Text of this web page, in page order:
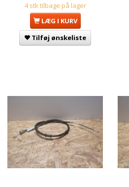
4 stk tilbage på lager
LÆG I KURV
Tilføj ønskeliste